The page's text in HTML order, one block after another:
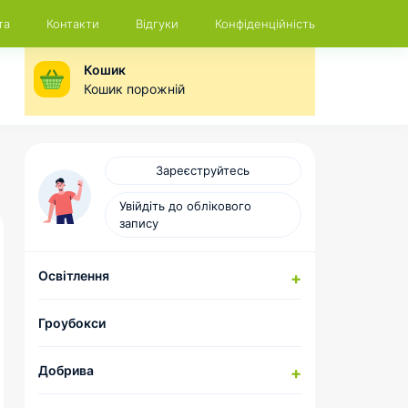
Контакти Відгуки Конфіденційність
Кошик
Кошик порожній
Зареєструйтесь
Увійдіть до облікового
запису
Освітлення
Компоненти для складання
LED-лампи
Гроубокси
Добрива